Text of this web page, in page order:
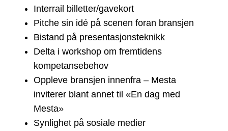
Interrail billetter/gavekort
Pitche sin idé på scenen foran bransjen
Bistand på presentasjonsteknikk
Delta i workshop om fremtidens
kompetansebehov
Oppleve bransjen innenfra – Mesta
inviterer blant annet til «En dag med
Mesta»
Synlighet på sosiale medier